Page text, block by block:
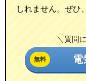
しれません。ぜひ
＼質問